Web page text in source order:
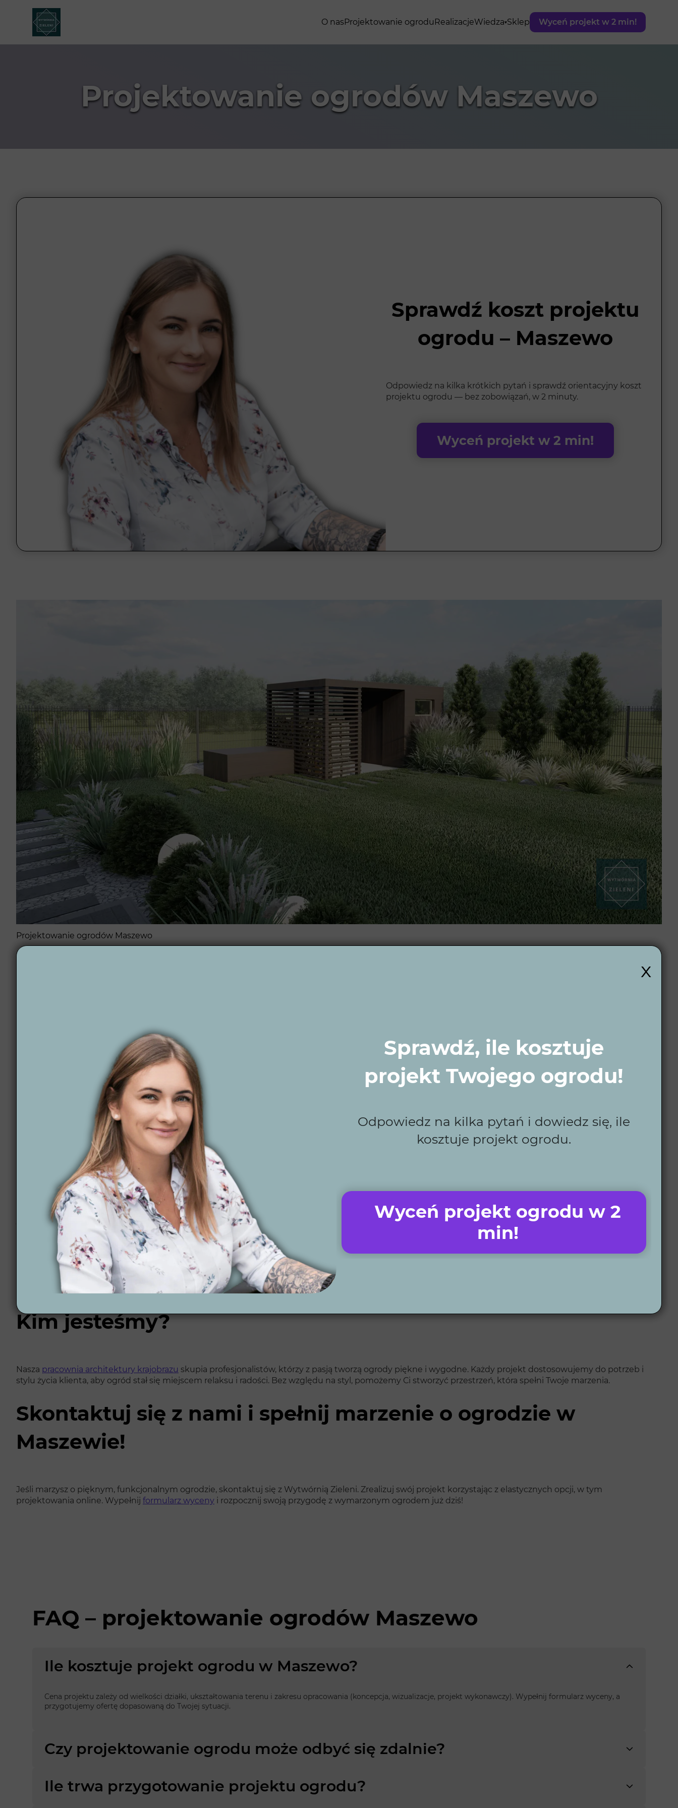
O nasProjektowanie ogrodu RealizacjeWiedza Sklep Wyceń projekt w 2 min!
Projektowanie ogrodów Maszewo
Sprawdź koszt projektu
ogrodu – Maszewo
Odpowiedz na kilka krótkich pytań i sprawdź orientacyjny koszt
projektu ogrodu — bez zobowiązań, w 2 minuty.
Wyceń projekt w 2 min!
Projektowanie ogrodów Maszewo
Dlaczego warto wybrać Wytwórnię Zieleni?
zakątku w stylu naturalnym, Twój ogród w Maszewie może stać się miejscem, które zachwyca i inspiruje.
Czym się wyróżniamy?
Terminowość i profesjonalizm – zawsze dotrzymujemy ustalonych terminów, szanując Twój czas.
Indywidualne podejście – tworzymy ogrody zgodne z Twoimi oczekiwaniami, by w pełni odpowiadały na Twoje potrzeby.
Pełne wsparcie od koncepcji po realizację – jesteśmy z Tobą na każdym etapie, co pozwala uniknąć zbędnych kosztów i oszczędza czas.
12 lat doświadczenia i ponad 300 projektów – nasza wiedza i doświadczenie są gwarancją jakości.
Nowoczesne technologie – automatyczne nawadnianie, kosiarki i oświetlenie, aby ogród był łatwy w utrzymaniu.
Projektowanie online – współpraca zdalna pozwala nam tworzyć projekty niezależnie od lokalizacji.
Zapraszamy do zapoznania się z naszymirealizacjami ogrodów
Jak wygląda proces projektowy?
Współpracę zaczynamy od rozmowy, aby poznać Twoje potrzeby i wizję ogrodu. Następnie przygotowujemy koncepcję 2D oraz wizualizacje 3D, które pokazują
ostateczny efekt. Po akceptacji projektu przechodzimy do jego realizacji, oferując pełne wsparcie na każdym kroku. Więcej informacji o naszym procesie
znajdziesz tutaj 👉
Proces projektowania ogrodu.
Kim jesteśmy?
Nasza pracownia architektury krajobrazu skupia profesjonalistów, którzy z pasją tworzą ogrody piękne i wygodne. Każdy projekt dostosowujemy do potrzeb i
stylu życia klienta, aby ogród stał się miejscem relaksu i radości. Bez względu na styl, pomożemy Ci stworzyć przestrzeń, która spełni Twoje marzenia.
Skontaktuj się z nami i spełnij marzenie o ogrodzie w
Maszewie!
Jeśli marzysz o pięknym, funkcjonalnym ogrodzie, skontaktuj się z Wytwórnią Zieleni. Zrealizuj swój projekt korzystając z elastycznych opcji, w tym
projektowania online. Wypełnij formularz wyceny i rozpocznij swoją przygodę z wymarzonym ogrodem już dziś!
FAQ – projektowanie ogrodów Maszewo
Ile kosztuje projekt ogrodu w Maszewo?
Cena projektu zależy od wielkości działki, ukształtowania terenu i zakresu opracowania (koncepcja, wizualizacje, projekt wykonawczy). Wypełnij formularz wyceny, a
przygotujemy ofertę dopasowaną do Twojej sytuacji.
Czy projektowanie ogrodu może odbyć się zdalnie?
Ile trwa przygotowanie projektu ogrodu?
x
Sprawdź, ile kosztuje
projekt Twojego ogrodu!
Odpowiedz na kilka pytań i dowiedz się, ile
kosztuje projekt ogrodu.
Wyceń projekt ogrodu w 2
min!